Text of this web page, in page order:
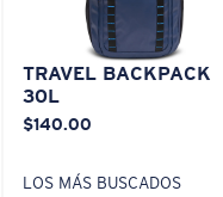
TRAVEL BACKPACK
30L
$140.00
LOS MÁS BUSCADOS